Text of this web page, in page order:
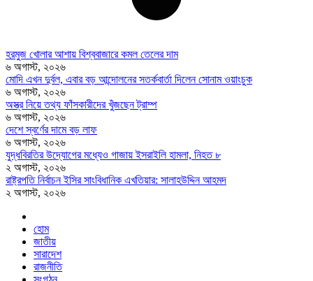
হরমুজ খোলার আশায় বিশ্ববাজারে কমল তেলের দাম
৬ অগাস্ট, ২০২৬
মোদি এখন দুর্বল, এবার বড় আন্দোলনের সতর্কবার্তা দিলেন সোনাম ওয়াংচুক
৬ অগাস্ট, ২০২৬
অস্ত্র নিয়ে তথ্য ফাঁসকারীদের খুঁজছেন ট্রাম্প
৬ অগাস্ট, ২০২৬
দেশে স্বর্ণের দামে বড় লাফ
৬ অগাস্ট, ২০২৬
যুদ্ধবিরতির উদ্যোগের মধ্যেও গাজায় ইসরাইলি হামলা, নিহত ৮
২ অগাস্ট, ২০২৬
রাষ্ট্রপতি নির্বাচন ইসির সাংবিধানিক এখতিয়ার: সালাহউদ্দিন আহমদ
২ অগাস্ট, ২০২৬
হোম
জাতীয়
সারাদেশ
রাজনীতি